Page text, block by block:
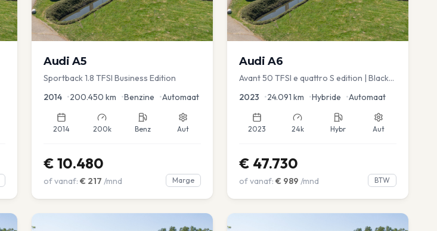
Audi A5
Sportback 1.8 TFSI Business Edition
2014 •200.450 km •Benzine •Automaat
2014 200k Benz Aut
€ 10.480
of vanaf: € 217 /mnd Marge
Audi A6
Avant 50 TFSI e quattro S edition | Black
Virtual
2023 •24.091 km •Hybride •Automaat
2023 24k Hybr Aut
€ 47.730
of vanaf: € 989 /mnd BTW